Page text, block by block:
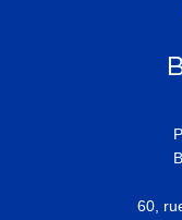
60,